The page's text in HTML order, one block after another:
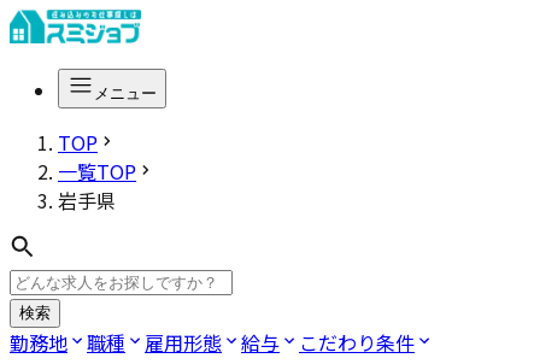
メニュー
TOP
一覧TOP
岩手県
検索
勤務地 職種 雇用形態 給与
こだわり条件